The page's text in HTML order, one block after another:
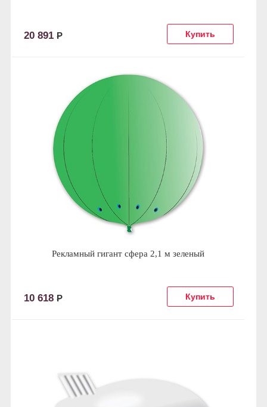
20 891 Р
Рекламный гигант сфера 2,1 м зеленый
10 618 Р